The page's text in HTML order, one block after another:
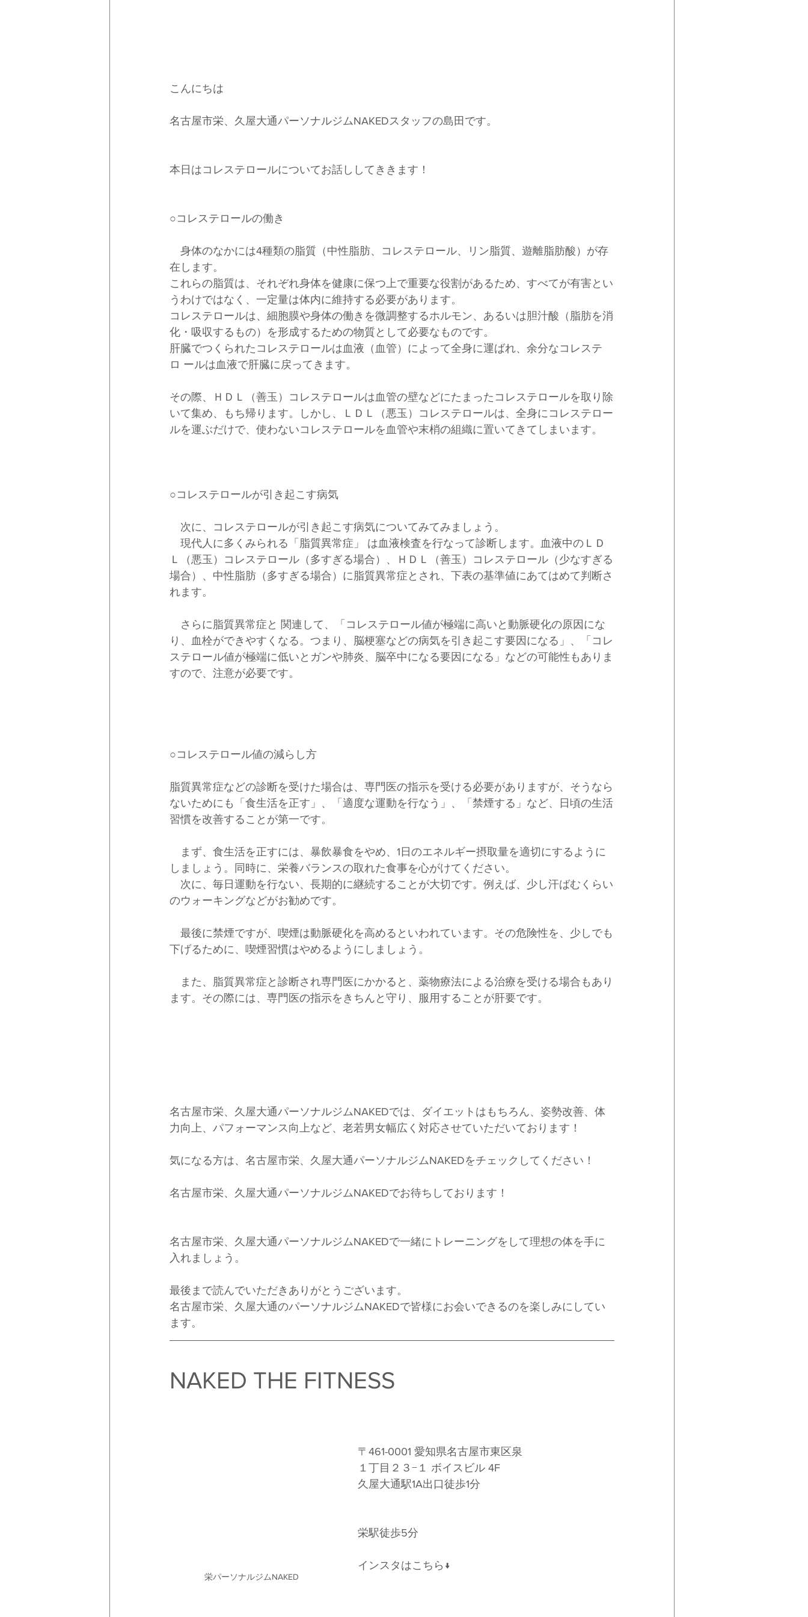
こんにちは
名古屋市栄、久屋大通パーソナルジムNAKEDスタッフの島田です。
本日はコレステロールについてお話ししてききます！
○コレステロールの働き
身体のなかには4種類の脂質（中性脂肪、コレステロール、リン脂質、遊離脂肪酸）が存
在します。
これらの脂質は、それぞれ身体を健康に保つ上で重要な役割があるため、すべてが有害とい
うわけではなく、一定量は体内に維持する必要があります。
コレステロールは、細胞膜や身体の働きを微調整するホルモン、あるいは胆汁酸（脂肪を消
化・吸収するもの）を形成するための物質として必要なものです。
肝臓でつくられたコレステロールは血液（血管）によって全身に運ばれ、余分なコレステ
ロ ールは血液で肝臓に戻ってきます。
その際、ＨＤＬ（善玉）コレステロールは血管の壁などにたまったコレステロールを取り除
いて集め、もち帰ります。しかし、ＬＤＬ（悪玉）コレステロールは、全身にコレステロー
ルを運ぶだけで、使わないコレステロールを血管や末梢の組織に置いてきてしまいます。
○コレステロールが引き起こす病気
次に、コレステロールが引き起こす病気についてみてみましょう。
現代人に多くみられる「脂質異常症」 は血液検査を行なって診断します。血液中のＬＤ
Ｌ（悪玉）コレステロール（多すぎる場合）、ＨＤＬ（善玉）コレステロール（少なすぎる
場合）、中性脂肪（多すぎる場合）に脂質異常症とされ、下表の基準値にあてはめて判断さ
れます。
さらに脂質異常症と 関連して、「コレステロール値が極端に高いと動脈硬化の原因にな
り、血栓ができやすくなる。つまり、脳梗塞などの病気を引き起こす要因になる」、「コレ
ステロール値が極端に低いとガンや肺炎、脳卒中になる要因になる」などの可能性もありま
すので、注意が必要です。
○コレステロール値の減らし方
脂質異常症などの診断を受けた場合は、専門医の指示を受ける必要がありますが、そうなら
ないためにも「食生活を正す」、「適度な運動を行なう」、「禁煙する」など、日頃の生活
習慣を改善することが第一です。
まず、食生活を正すには、暴飲暴食をやめ、1日のエネルギー摂取量を適切にするように
しましょう。同時に、栄養バランスの取れた食事を心がけてください。
次に、毎日運動を行ない、長期的に継続することが大切です。例えば、少し汗ばむくらい
のウォーキングなどがお勧めです。
最後に禁煙ですが、喫煙は動脈硬化を高めるといわれています。その危険性を、少しでも
下げるために、喫煙習慣はやめるようにしましょう。
また、脂質異常症と診断され専門医にかかると、薬物療法による治療を受ける場合もあり
ます。その際には、専門医の指示をきちんと守り、服用することが肝要です。
名古屋市栄、久屋大通パーソナルジムNAKEDでは、ダイエットはもちろん、姿勢改善、体
力向上、パフォーマンス向上など、老若男女幅広く対応させていただいております！
気になる方は、名古屋市栄、久屋大通パーソナルジムNAKEDをチェックしてください！
名古屋市栄、久屋大通パーソナルジムNAKEDでお待ちしております！
名古屋市栄、久屋大通パーソナルジムNAKEDで一緒にトレーニングをして理想の体を手に
入れましょう。
最後まで読んでいただきありがとうございます。
名古屋市栄、久屋大通のパーソナルジムNAKEDで皆様にお会いできるのを楽しみにしてい
ます。
NAKED THE FITNESS
栄パーソナルジムNAKED
〒461-0001 愛知県名古屋市東区泉
１丁目２３−１ ボイスビル 4F
久屋大通駅1A出口徒歩1分
栄駅徒歩5分
インスタはこちら↓